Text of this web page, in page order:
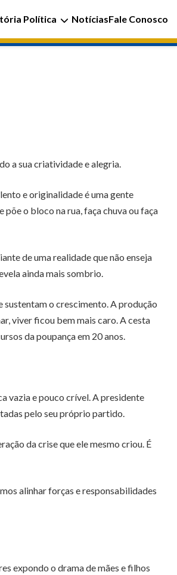
Política NotíciasFale Conosco
a sua criatividade e alegria.
e originalidade é uma gente
o bloco na rua, faça chuva ou faça
de uma realidade que não enseja
ainda mais sombrio.
sustentam o crescimento. A produção
viver ficou bem mais caro. A cesta
da poupança em 20 anos.
vazia e pouco crível. A presidente
pelo seu próprio partido.
da crise que ele mesmo criou. É
alinhar forças e responsabilidades
expondo o drama de mães e filhos